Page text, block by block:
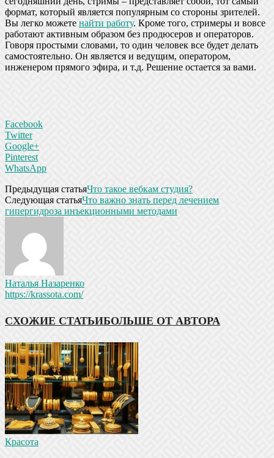
формат, который является популярным со стороны зрителей.
Вы легко можете найти работу. Кроме того, стримеры и вовсе
работают активным образом без продюсеров и операторов.
Говоря простыми словами, то один человек все будет делать
самостоятельно. Он является и ведущим, оператором,
инженером прямого эфира, и т.д. Решение остается за вами.
Facebook
Twitter
Google+
Pinterest
WhatsApp
Предыдущая статьяЧто такое вебкам студия?
Следующая статьяЧто важно знать перед лечением
гипергидроза инъекционными методами
Наталья Назаренко
https://krassota.com/
СХОЖИЕ СТАТЬИБОЛЬШЕ ОТ АВТОРА
Красота